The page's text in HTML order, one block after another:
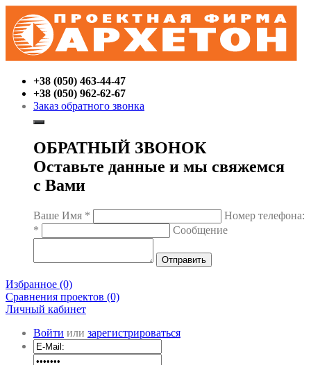
+38 (050) 463-44-47
+38 (050) 962-62-67
Заказ обратного звонка
ОБРАТНЫЙ ЗВОНОК
Оставьте данные и мы свяжемся
с Вами
Ваше Имя *
Номер телефона:
*
Сообщение
Избранное (0)
Сравнения проектов (0)
Личный кабинет
Войти или зарегистрироваться